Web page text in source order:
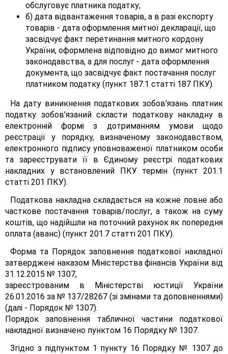
обслуговує платника податку;
б) дата відвантаження товарів, а в разі експорту
товарів - дата оформлення митної декларації, що
засвідчує факт перетинання митного кордону
України, оформлена відповідно до вимог митного
законодавства, а для послуг - дата оформлення
документа, що засвідчує факт постачання послуг
платником податку (пункт 187.1 статті 187 ПКУ).
На дату виникнення податкових зобов'язань платник
податку зобов'язаний скласти податкову накладну в
електронній формі з дотриманням умови щодо
реєстрації у порядку, визначеному законодавством,
електронного підпису уповноваженої платником особи
та зареєструвати її в Єдиному реєстрі податкових
накладних у встановлений ПКУ термін (пункт 201.1
статті 201 ПКУ).
Податкова накладна складається на кожне повне або
часткове постачання товарів/послуг, а також на суму
коштів, що надійшли на поточний рахунок як попередня
оплата (аванс) (пункт 201.7 статті 201 ПКУ).
Форма та Порядок заповнення податкової накладної
затверджені наказом Міністерства фінансів України від
31.12.2015 № 1307,
зареєстрованим в Міністерстві юстиції України
26.01.2016 за № 137/28267 (зі змінами та доповненнями)
(далі - Порядок № 1307).
Порядок заповнення табличної частини податкової
накладної визначено пунктом 16 Порядку № 1307.
Згідно з підпунктом 1 пункту 16 Порядку № 1307 до